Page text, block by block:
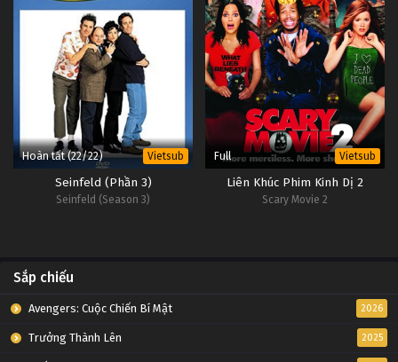
Hoàn tất (22/22) Vietsub
Seinfeld (Phần 3)
Seinfeld (Season 3)
Full Vietsub
Liên Khúc Phim Kinh Dị 2
Scary Movie 2
Sắp chiếu
Avengers: Cuộc Chiến Bí Mật 2026
Trưởng Thành Lên 2025